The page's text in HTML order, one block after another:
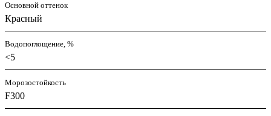
Основной оттенок
Красный
Водопоглощение, %
<5
Морозостойкость
F300